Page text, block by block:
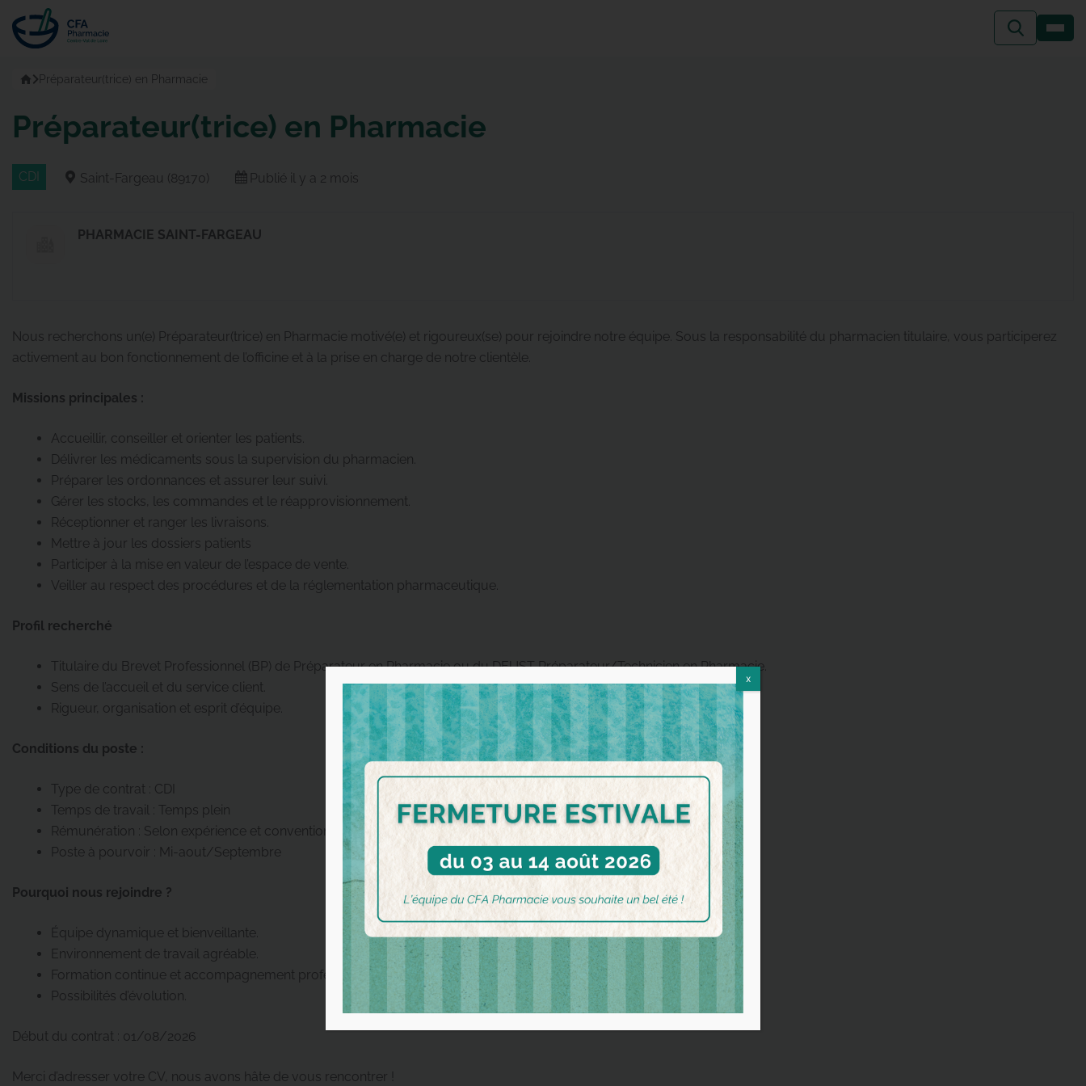
au
contenu
Accueil
Préparateur(trice) en Pharmacie
Préparateur(trice) en Pharmacie
CDI Saint-Fargeau (89170) Publié il y a 2 mois
PHARMACIE SAINT-FARGEAU
Nous recherchons un(e) Préparateur(trice) en Pharmacie motivé(e) et rigoureux(se) pour rejoindre notre équipe. Sous la responsabilité du pharmacien titulaire, vous participerez
activement au bon fonctionnement de l’officine et à la prise en charge de notre clientèle.
Missions principales :
Accueillir, conseiller et orienter les patients.
Délivrer les médicaments sous la supervision du pharmacien.
Préparer les ordonnances et assurer leur suivi.
Gérer les stocks, les commandes et le réapprovisionnement.
Réceptionner et ranger les livraisons.
Mettre à jour les dossiers patients
Participer à la mise en valeur de l’espace de vente.
Veiller au respect des procédures et de la réglementation pharmaceutique.
Profil recherché
Titulaire du Brevet Professionnel (BP) de Préparateur en Pharmacie ou du DEUST Préparateur/Technicien en Pharmacie.
Sens de l’accueil et du service client.
Rigueur, organisation et esprit d’équipe.
Conditions du poste :
Type de contrat : CDI
Temps de travail : Temps plein
Rémunération : Selon expérience et convention collective de la pharmacie d’officine.
Poste à pourvoir : Mi-aout/Septembre
Pourquoi nous rejoindre ?
Équipe dynamique et bienveillante.
Environnement de travail agréable.
Formation continue et accompagnement professionnel.
Possibilités d’évolution.
Début du contrat : 01/08/2026
Merci d’adresser votre CV, nous avons hâte de vous rencontrer !
x